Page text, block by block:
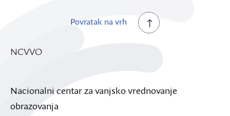
Povratak na vrh
NCVVO
Nacionalni centar za vanjsko vrednovanje
obrazovanja